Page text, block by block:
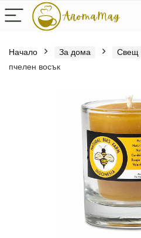
Начало За дома Свещ
пчелен восък